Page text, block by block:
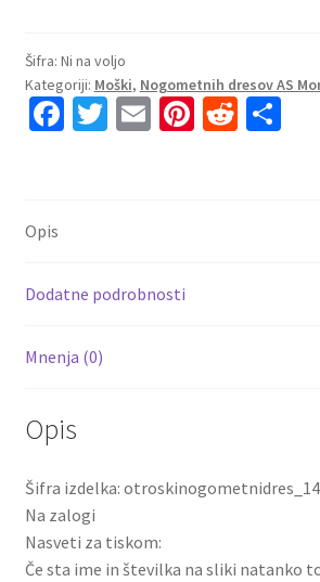
AS
Monaco
Folarin
2025-
rokav
Šifra: Ni na voljo
Kategoriji: Moški, Nogometnih dresov AS
Fa
k
T E Pi R S
Opis
Dodatne podrobnosti
Mnenja (0)
Opis
Šifra izdelka:
Na zalogi
Nasveti za tiskom:
Če sta ime in številka na sliki natanko